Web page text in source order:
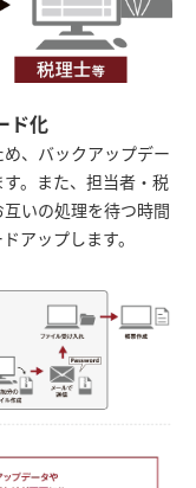
ド化
、バックアップデー
。また、担当者・税
いの処理を待つ時間
アップします。